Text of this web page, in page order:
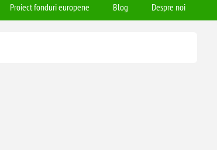
Proiect fonduri europene Blog Despre noi